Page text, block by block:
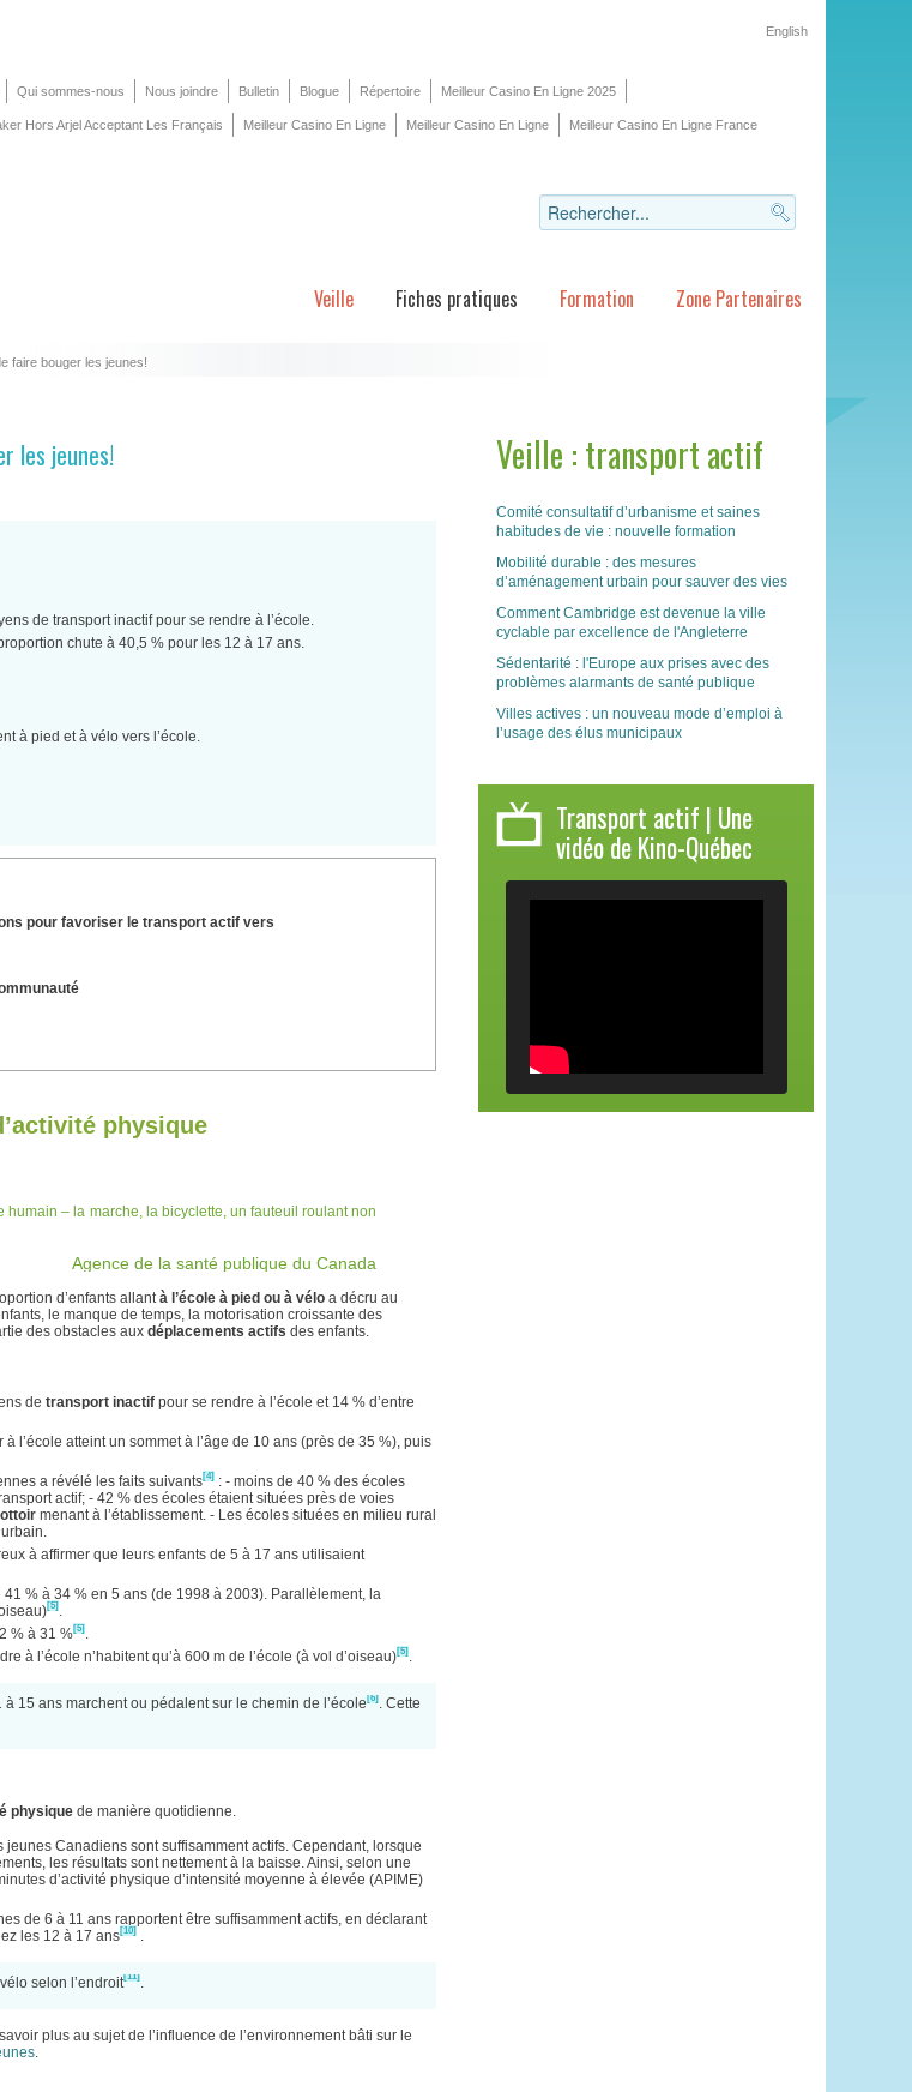
English
Qui sommes-nous Nous joindre Bulletin Blogue Répertoire Meilleur Casino En Ligne 2025
Hors Arjel Acceptant Les Français Meilleur Casino En Ligne Meilleur Casino En Ligne Meilleur Casino En Ligne France
Veille Fiches pratiques Formation Zone Partenaires
faire bouger les jeunes!
les jeunes!
de transport inactif pour se rendre à l’école.
chute à 40,5 % pour les 12 à 17 ans.
à pied et à vélo vers l’école.
pour favoriser le transport actif vers
physique
humain – la marche, la bicyclette, un fauteuil roulant non
Agence de la santé publique du Canada
d’enfants allantà l’école à pied ou à vélo a décru au
le manque de temps, la motorisation croissante des
des obstacles aux déplacements actifs des enfants.
de transport inactif pour se rendre à l’école et 14 % d’entre
à l’école atteint un sommet à l’âge de 10 ans (près de 35 %), puis
a révélé les faits suivants[4]
: - moins de 40 % des écoles
actif; - 42 % des écoles étaient situées près de voies
menant à l’établissement. - Les écoles situées en milieu rural
à affirmer que leurs enfants de 5 à 17 ans utilisaient
% à 34 % en 5 ans (de 1998 à 2003). Parallèlement, la
[5] .
% à 31 %[5] .
à l’école n’habitent qu’à 600 m de l’école (à vol d’oiseau)[5] .
à 15 ans marchent ou pédalent sur le chemin de l’école[6]. Cette
physique de manière quotidienne.
Canadiens sont suffisamment actifs. Cependant, lorsque
les résultats sont nettement à la baisse. Ainsi, selon une
d’activité physique d’intensité moyenne à élevée (APIME)
de 6 à 11 ans rapportent être suffisamment actifs, en déclarant
les 12 à 17 ans[10]
selon l’endroit[11]
plus au sujet de l’influence de l’environnement bâti sur le
.
Veille : transport actif
Comité consultatif d’urbanisme et saines
habitudes de vie : nouvelle formation
Mobilité durable : des mesures
d’aménagement urbain pour sauver des vies
Comment Cambridge est devenue la ville
cyclable par excellence de l'Angleterre
Sédentarité : l'Europe aux prises avec des
problèmes alarmants de santé publique
Villes actives : un nouveau mode d’emploi à
l’usage des élus municipaux
Transport actif | Une
vidéo de Kino-Québec